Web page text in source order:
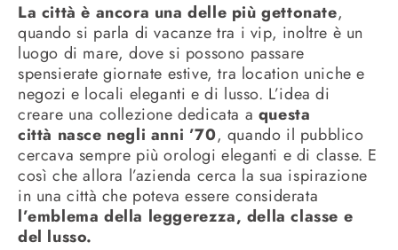
La città è ancora una delle più gettonate,
quando si parla di vacanze tra i vip, inoltre è un
luogo di mare, dove si possono passare
spensierate giornate estive, tra location uniche e
negozi e locali eleganti e di lusso. L’idea di
creare una collezione dedicata a questa
città nasce negli anni ’70, quando il pubblico
cercava sempre più orologi eleganti e di classe. E
così che allora l’azienda cerca la sua ispirazione
in una città che poteva essere considerata
l’emblema della leggerezza, della classe e
del lusso.